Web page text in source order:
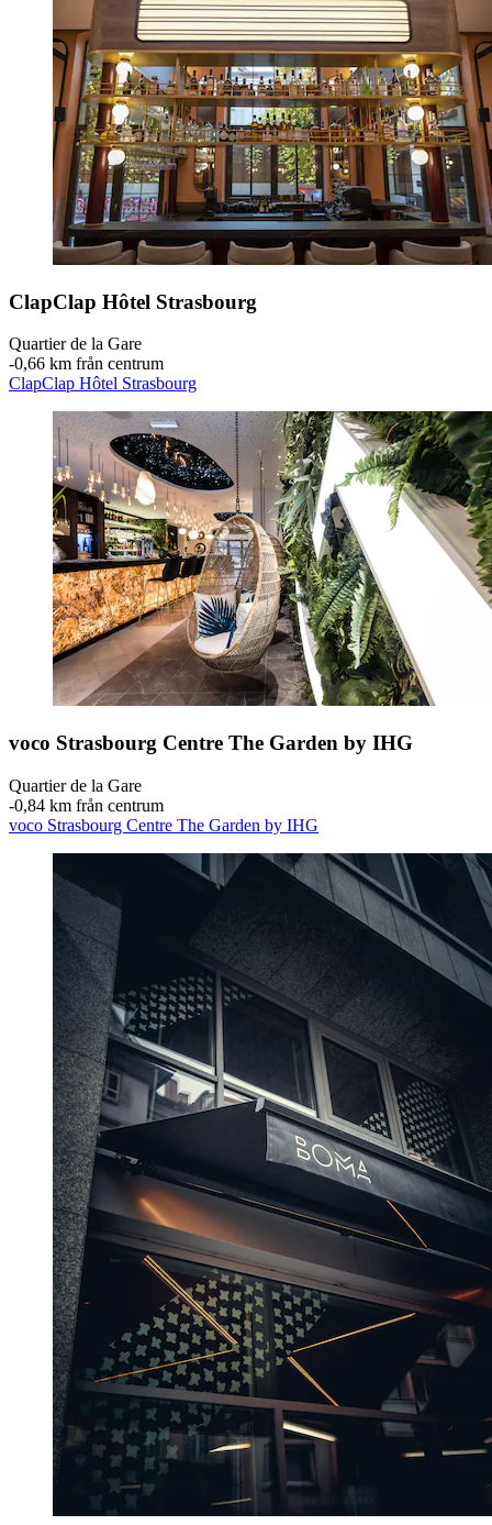
ClapClap Hôtel Strasbourg
Quartier de la Gare
‐0,66 km från centrum
ClapClap Hôtel Strasbourg
voco Strasbourg Centre The Garden by IHG
Quartier de la Gare
‐0,84 km från centrum
voco Strasbourg Centre The Garden by IHG